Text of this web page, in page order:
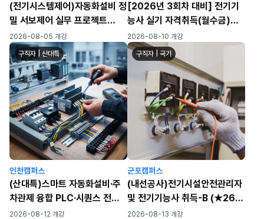
(전기시스템제어)자동화설비 정
밀 서보제어 실무 프로젝트
(PLC/HMI/시퀸스)-A
2026-08-05 개강
[2026년 3회차 대비] 전기기
능사 실기 자격취득(월수금)
(72h)
2026-08-10 개강
구직자 | 산대특
인천캠퍼스
(산대특)스마트 자동화설비·주
차관제 융합 PLC·시퀀스 전기
자동제어 실무자 양성과정(육
2026-08-12 개강
구직자 | 국기
군포캠퍼스
(내선공사)전기시설안전관리자
및 전기기능사 취득-B (★26년
4회차 필기/실기 대비)
2026-08-13 개강